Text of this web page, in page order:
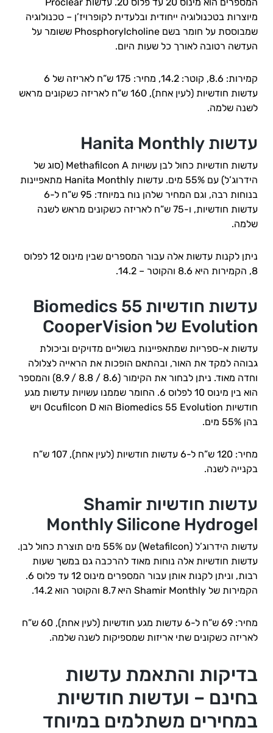
מיוצרות בטכנולוגיה ייחודית ובלעדית לקופרויז’ן – טכנולוגיה
שמבוססת על חומר בשם Phosphorylcholine ששומר על
העדשה רטובה לאורך כל שעות היום.
קמירות: 8.6, קוטר: 14.2, מחיר: 175 ש”ח לאריזה של 6
עדשות חודשיות (לעין אחת), 160 ש”ח לאריזה כשקונים מראש
לשנה שלמה.
עדשות Hanita Monthly
עדשות חודשיות כחול לבן עשויות Methafilcon A (סוג של
הידרוג’ל) עם 55% מים. עדשות Hanita Monthly מתאפיינות
בנוחות רבה, וגם המחיר שלהן נוח במיוחד: 95 ש”ח ל-6
עדשות חודשיות, ו-75 ש”ח לאריזה כשקונים מראש לשנה
שלמה.
ניתן לקנות עדשות אלה עבור המספרים שבין מינוס 12 לפלוס
8, הקמירות היא 8.6 והקוטר – 14.2.
עדשות חודשיות Biomedics 55
Evolution של CooperVision
עדשות א-ספריות שמתאפיינות בשוליים מדויקים וביכולת
גבוהה למקד את האור, ובהתאם הופכות את הראייה לצלולה
וחדה מאוד. ניתן לבחור את הקימור (8.6 / 8.8 / 8.9) והמספר
הוא בין מינוס 10 לפלוס 6. החומר שממנו עשויות עדשות מגע
חודשיות Biomedics 55 Evolution הוא Ocufilcon D ויש
בהן 55% מים.
מחיר: 120 ש”ח ל-6 עדשות חודשיות (לעין אחת), 107 ש”ח
בקנייה לשנה.
עדשות חודשיות Shamir
Monthly Silicone Hydrogel
עדשות הידרוג’ל (Wetafilcon) עם 55% מים תוצרת כחול לבן.
עדשות חודשיות אלה נוחות מאוד להרכבה גם במשך שעות
רבות, וניתן לקנות אותן עבור המספרים מינוס 12 עד פלוס 6.
הקמירות של Shamir Monthly היא 8.7 והקוטר הוא 14.2.
מחיר: 69 ש”ח ל-6 עדשות מגע חודשיות (לעין אחת), 60 ש”ח
לאריזה כשקונים שתי אריזות שמספיקות לשנה שלמה.
בדיקות והתאמת עדשות
בחינם – ועדשות חודשיות
במחירים משתלמים במיוחד